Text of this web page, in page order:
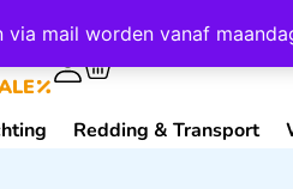
mail worden vanaf
Mijn Account Contact
Redding & Transport